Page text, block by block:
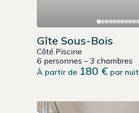
Gîte Sous-Bois
Côté Piscine
6 personnes – 3 chambres
À partir de 180 € par nuit